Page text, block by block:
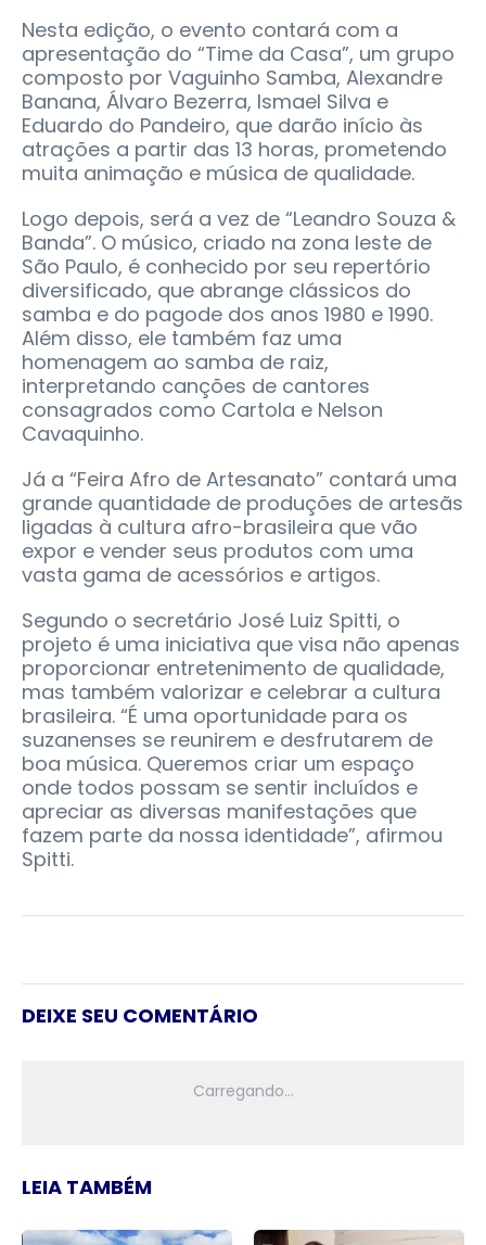
Nesta edição, o evento contará com a
apresentação do “Time da Casa”, um grupo
composto por Vaguinho Samba, Alexandre
Banana, Álvaro Bezerra, Ismael Silva e
Eduardo do Pandeiro, que darão início às
atrações a partir das 13 horas, prometendo
muita animação e música de qualidade.
Logo depois, será a vez de “Leandro Souza &
Banda”. O músico, criado na zona leste de
São Paulo, é conhecido por seu repertório
diversificado, que abrange clássicos do
samba e do pagode dos anos 1980 e 1990.
Além disso, ele também faz uma
homenagem ao samba de raiz,
interpretando canções de cantores
consagrados como Cartola e Nelson
Cavaquinho.
Já a “Feira Afro de Artesanato” contará uma
grande quantidade de produções de artesãs
ligadas à cultura afro-brasileira que vão
expor e vender seus produtos com uma
vasta gama de acessórios e artigos.
Segundo o secretário José Luiz Spitti, o
projeto é uma iniciativa que visa não apenas
proporcionar entretenimento de qualidade,
mas também valorizar e celebrar a cultura
brasileira. “É uma oportunidade para os
suzanenses se reunirem e desfrutarem de
boa música. Queremos criar um espaço
onde todos possam se sentir incluídos e
apreciar as diversas manifestações que
fazem parte da nossa identidade”, afirmou
Spitti.
DEIXE SEU COMENTÁRIO
LEIA TAMBÉM